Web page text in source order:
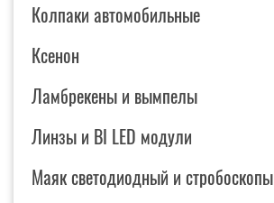
Колпаки автомобильные
Ксенон
Ламбрекены и вымпелы
Линзы и BI LED модули
Маяк светодиодный и стробоскопы